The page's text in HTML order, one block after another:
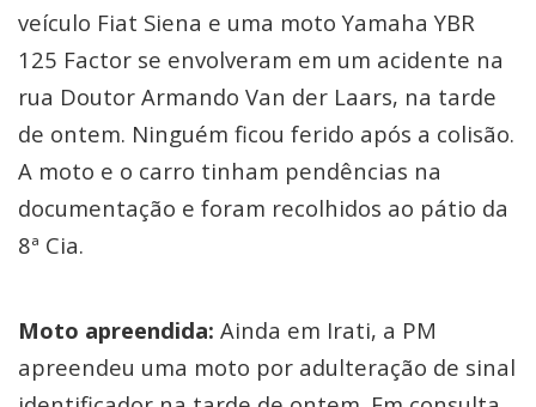
veículo Fiat Siena e uma moto Yamaha YBR
125 Factor se envolveram em um acidente na
rua Doutor Armando Van der Laars, na tarde
de ontem. Ninguém ficou ferido após a colisão.
A moto e o carro tinham pendências na
documentação e foram recolhidos ao pátio da
8ª Cia.
Moto apreendida: Ainda em Irati, a PM
apreendeu uma moto por adulteração de sinal